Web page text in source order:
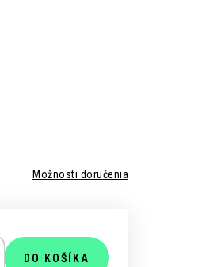
Možnosti doručenia
DO KOŠÍKA